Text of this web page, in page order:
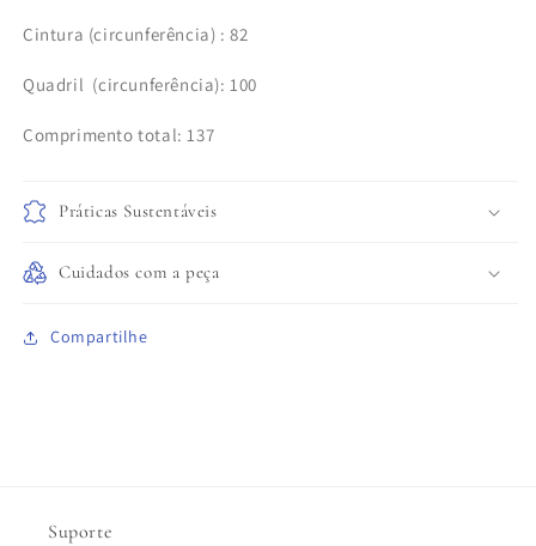
Cintura (circunferência) : 82
Quadril (circunferência): 100
Comprimento total: 137
Práticas Sustentáveis
Cuidados com a peça
Compartilhe
Suporte